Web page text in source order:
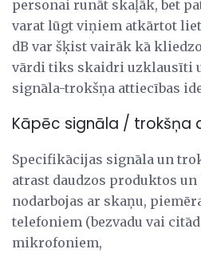
personai runāt skaļāk, bet
varat lūgt viņiem atkārtot
dB var šķist vairāk kā
vārdi tiks skaidri uzklausīti
signāla-trokšņa attiecības
Kāpēc signāla / trokšņa
Specifikācijas signāla un
atrast daudzos produktos
nodarbojas ar skaņu,
telefoniem (bezvadu vai
mikrofoniem,